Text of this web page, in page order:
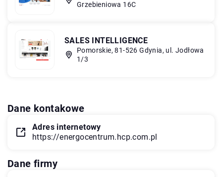
Grzebieniowa 16C
SALES INTELLIGENCE
Pomorskie, 81-526 Gdynia, ul. Jodłowa
1/3
Dane kontakowe
Adres internetowy
https://energocentrum.hcp.com.pl
Dane firmy